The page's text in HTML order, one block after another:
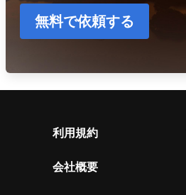
無料で依頼する
利用規約
会社概要